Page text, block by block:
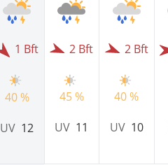
1 Bft
40 %
UV 12
2 Bft
45 %
UV 11
2 Bft
40 %
UV 10